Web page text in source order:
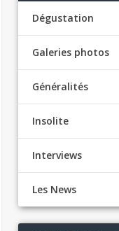
Dégustation
Galeries photos
Généralités
Insolite
Interviews
Les News